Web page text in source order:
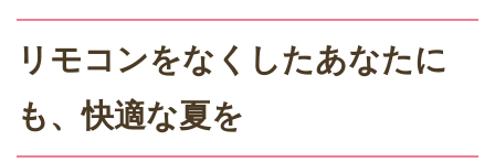
リモコンをなくしたあなたに
も、快適な夏を